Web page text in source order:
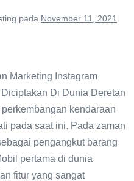
pada November 11, 2021
Marketing Instagram
Di Dunia Deretan
kendaraan
pada saat ini. Pada zaman
pengangkut barang
pertama di dunia
fitur yang sangat